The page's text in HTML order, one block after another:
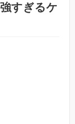
すぎるケ